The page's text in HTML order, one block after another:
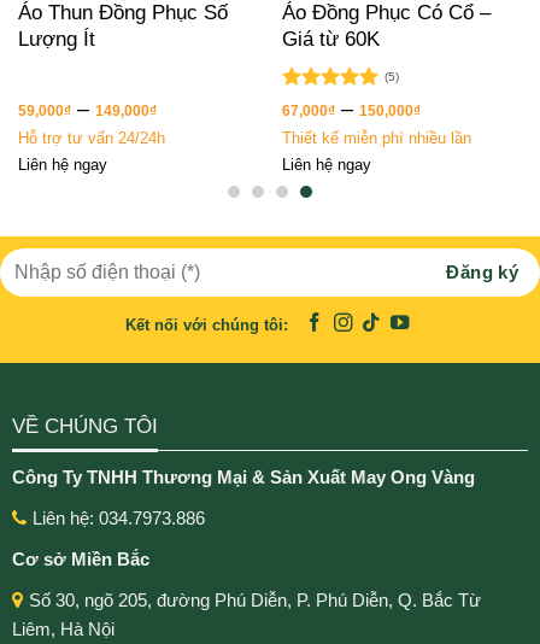
Áo Đồng Phục Có Cổ –
Giá từ 60K
Được xếp
hạng
5 sao
(5)
67,000₫– 150,000₫
Thiết kế miễn phí nhiều lần
Liên hệ ngay
Áo Thun Đồng Phục Số
Lượng Ít
59,000₫– 149,000₫
Hỗ trợ tư vấn 24/24h
Liên hệ ngay
Kết nối với chúng tôi:
VỀ CHÚNG TÔI
Công Ty TNHH Thương Mại & Sản Xuất May Ong Vàng
Liên hệ: 034.7973.886
Cơ sở Miền Bắc
Số 30, ngõ 205, đường Phú Diễn, P. Phú Diễn, Q. Bắc Từ
Liêm, Hà Nội